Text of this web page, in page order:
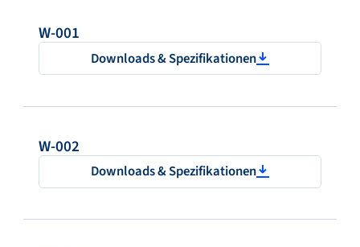
W-001
Downloads & Spezifikationen
W-002
Downloads & Spezifikationen